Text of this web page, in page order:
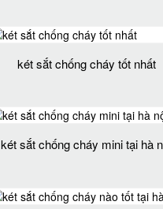
két sắt chống cháy tốt nhất
két sắt chống cháy mini tại hà